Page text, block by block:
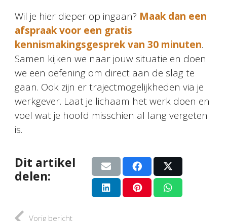
Wil je hier dieper op ingaan? Maak dan een
afspraak voor een gratis
kennismakingsgesprek van 30 minuten.
Samen kijken we naar jouw situatie en doen
we een oefening om direct aan de slag te
gaan. Ook zijn er trajectmogelijkheden via je
werkgever. Laat je lichaam het werk doen en
voel wat je hoofd misschien al lang vergeten
is.
Dit artikel
delen:
Vorig bericht